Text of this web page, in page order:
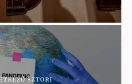
SZTORI